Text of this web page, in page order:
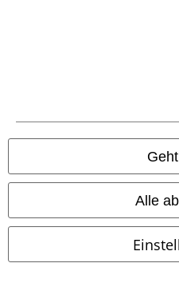
Alle
Alle Preise inkl. gesetzlicher
© 1986-2026 E.M.P. Merchandising
EMP Online Shops